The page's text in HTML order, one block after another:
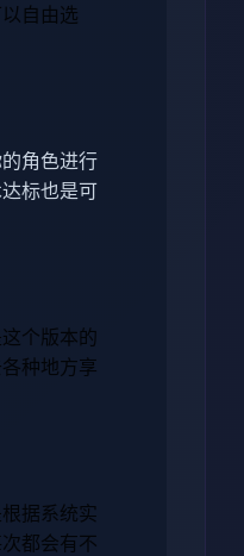
自由选
角色进行
标也是可
个版本的
种地方享
据系统实
都会有不